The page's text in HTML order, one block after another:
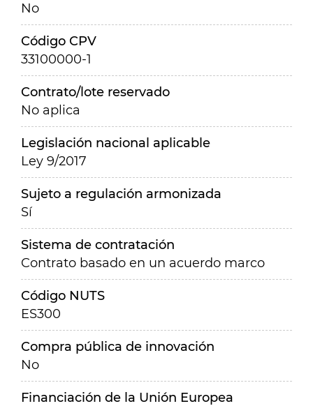
No
Código CPV
33100000-1
Contrato/lote reservado
No aplica
Legislación nacional aplicable
Ley 9/2017
Sujeto a regulación armonizada
Sí
Sistema de contratación
Contrato basado en un acuerdo marco
Código NUTS
ES300
Compra pública de innovación
No
Financiación de la Unión Europea